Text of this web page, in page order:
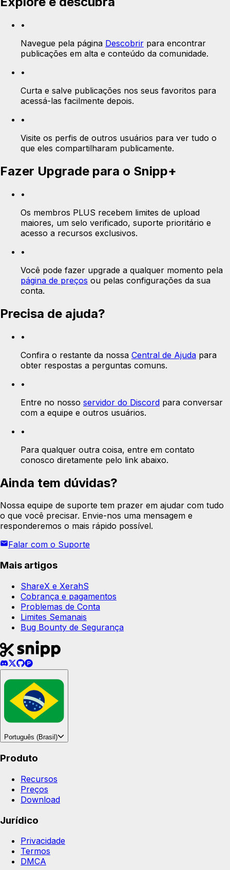
•
Navegue pela página Descobrir para encontrar
publicações em alta e conteúdo da comunidade.
•
Curta e salve publicações nos seus favoritos para
acessá-las facilmente depois.
•
Visite os perfis de outros usuários para ver tudo o
que eles compartilharam publicamente.
Fazer Upgrade para o Snipp+
•
Os membros PLUS recebem limites de upload
maiores, um selo verificado, suporte prioritário e
acesso a recursos exclusivos.
•
Você pode fazer upgrade a qualquer momento pela
página de preços ou pelas configurações da sua
conta.
Precisa de ajuda?
•
Confira o restante da nossa Central de Ajuda para
obter respostas a perguntas comuns.
•
Entre no nosso servidor do Discord para conversar
com a equipe e outros usuários.
•
Para qualquer outra coisa, entre em contato
conosco diretamente pelo link abaixo.
Ainda tem dúvidas?
Nossa equipe de suporte tem prazer em ajudar com tudo
o que você precisar. Envie-nos uma mensagem e
responderemos o mais rápido possível.
Falar com o Suporte
Mais artigos
ShareX e XerahS
Cobrança e pagamentos
Problemas de Conta
Limites Semanais
Bug Bounty de Segurança
Português (Brasil)
Produto
Recursos
Preços
Download
Jurídico
Privacidade
Termos
DMCA